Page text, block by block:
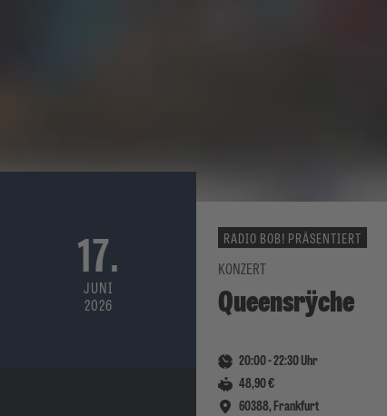
17.
JUNI
2026
RADIO BOB! PRÄSENTIERT
KONZERT
Queensrÿche
20:00-22:30Uhr
48,90 €
60388, Frankfurt